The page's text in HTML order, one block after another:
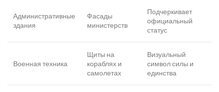
Административные
здания
Фасады
министерств
Подчеркивает
официальный
статус
Военная техника
Щиты на
кораблях и
самолетах
Визуальный
символ силы и
единства